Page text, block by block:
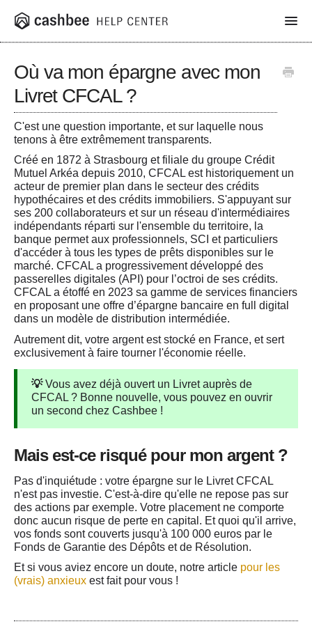
App
Livret Cashbee
Assurance vie
Produits structurés
PER
SCPI
Cashbee Pro
Contact
Où va mon épargne avec mon
Livret CFCAL ?
C'est une question importante, et sur laquelle nous
tenons à être extrêmement transparents.
Créé en 1872 à Strasbourg et filiale du groupe Crédit
Mutuel Arkéa depuis 2010, CFCAL est historiquement un
acteur de premier plan dans le secteur des crédits
hypothécaires et des crédits immobiliers. S'appuyant sur
ses 200 collaborateurs et sur un réseau d'intermédiaires
indépendants réparti sur l'ensemble du territoire, la
banque permet aux professionnels, SCI et particuliers
d'accéder à tous les types de prêts disponibles sur le
marché. CFCAL a progressivement développé des
passerelles digitales (API) pour l’octroi de ses crédits.
CFCAL a étoffé en 2023 sa gamme de services financiers
en proposant une offre d’épargne bancaire en full digital
dans un modèle de distribution intermédiée.
Autrement dit, votre argent est stocké en France, et sert
exclusivement à faire tourner l'économie réelle.
💡Vous avez déjà ouvert un Livret auprès de
CFCAL ? Bonne nouvelle, vous pouvez en ouvrir
un second chez Cashbee !
Mais est-ce risqué pour mon argent ?
Pas d'inquiétude : votre épargne sur le Livret CFCAL
n'est pas investie. C'est-à-dire qu'elle ne repose pas sur
des actions par exemple. Votre placement ne comporte
donc aucun risque de perte en capital. Et quoi qu'il arrive,
vos fonds sont couverts jusqu'à 100 000 euros par le
Fonds de Garantie des Dépôts et de Résolution.
Et si vous aviez encore un doute, notre article pour les
(vrais) anxieux est fait pour vous !